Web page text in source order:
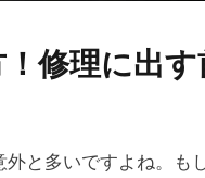
修理に出
と多いですよね。も